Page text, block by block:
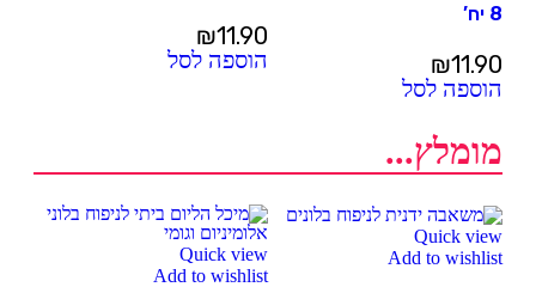
8 יח’
₪11.90
הוספה לסל
₪11.90
הוספה לסל
מומלץ...
Quick view
Add to wishlist
Quick view
Add to wishlist